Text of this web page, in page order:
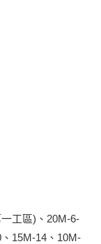
工區)、20M-6-
15M-14、10M-